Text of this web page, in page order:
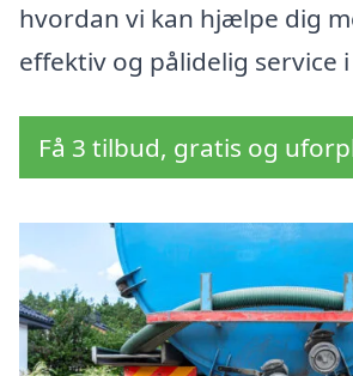
hvordan vi kan hjælpe dig
effektiv og pålidelig service i
Få 3 tilbud, gratis og